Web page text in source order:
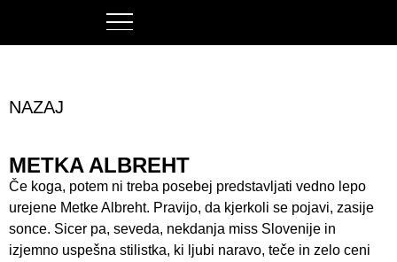
NAZAJ
METKA ALBREHT
Če koga, potem ni treba posebej predstavljati vedno lepo
urejene Metke Albreht. Pravijo, da kjerkoli se pojavi, zasije
sonce. Sicer pa, seveda, nekdanja miss Slovenije in
izjemno uspešna stilistka, ki ljubi naravo, teče in zelo ceni